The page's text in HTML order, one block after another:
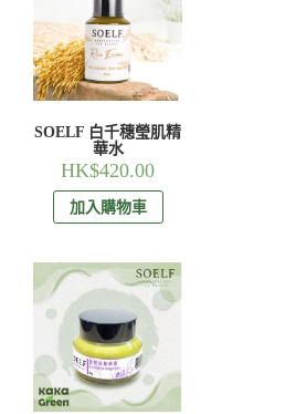
SOELF 白千穗瑩肌精
華水
HK$420.00
加入購物車